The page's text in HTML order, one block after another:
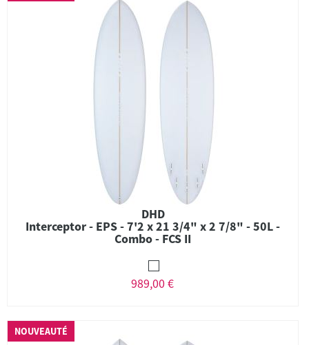
DHD
Interceptor - EPS - 7'2 x 21 3/4" x 2 7/8" - 50L -
Combo - FCS II
989,00 €
NOUVEAUTÉ